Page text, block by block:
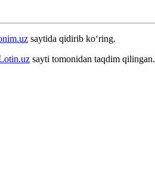
saytida qidirib ko‘ring.
sayti tomonidan taqdim qilingan.